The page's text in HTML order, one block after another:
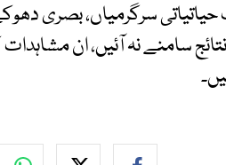
حیاتیاتی سرگرمیاں، بصری
سامنے نہ آئیں، ان